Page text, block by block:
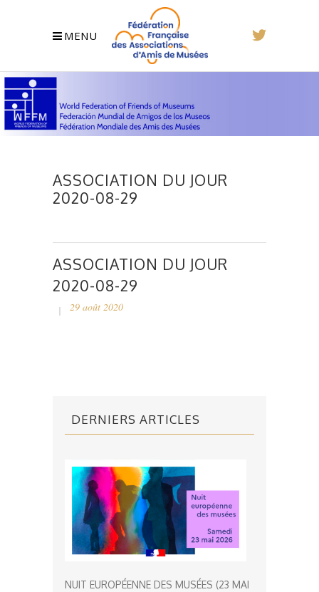
MENU
ASSOCIATION DU JOUR
2020-08-29
ASSOCIATION DU JOUR
2020-08-29
29 août 2020
DERNIERS ARTICLES
NUIT EUROPÉENNE DES MUSÉES (23 MAI